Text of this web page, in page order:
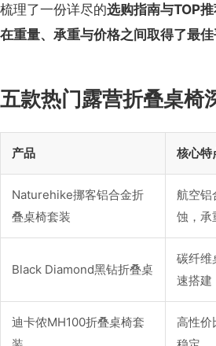
梳理了一份详尽的选购指南与TOP
在重量、承重与价格之间取得了最
五款热门露营折叠桌椅
产品 核心特
Naturehike挪客铝合金折
叠桌椅套装
航空铝
蚀，承
Black Diamond黑钻折叠桌
碳纤维
速搭建
迪卡侬MH100折叠桌椅套
高性价